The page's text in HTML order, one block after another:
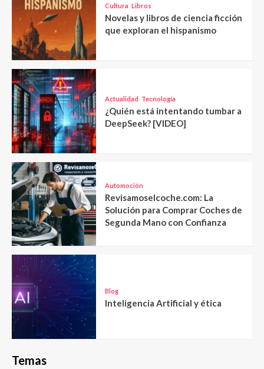
Cultura Libros
Novelas y libros de ciencia ficción
que exploran el hispanismo
Actualidad Tecnología
¿Quién está intentando tumbar a
DeepSeek? [VIDEO]
Automoción
Revisamoselcoche.com: La
Solución para Comprar Coches de
Segunda Mano con Confianza
Blog
Inteligencia Artificial y ética
Temas